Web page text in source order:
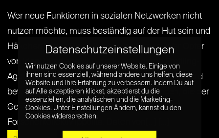
Wer neue Funktionen in sozialen Netzwerken nicht
nutzen möchte, muss beständig auf der Hut sein und
Häkchen in den Einstellungen entfernen. Wer Opfer
von Identitätsdiebstahl wurde oder durch Profiling-
Agorithmen verdächtigt wird, muss seine Unschuld
beweisen. Eine Opt-out-Kultur ist entstanden, die der
Gesellschaft schadet, so das italienische
Forscherkollektiv Ippolita. Daten von[...] [...]
Datenschutzeinstellungen
Wir nutzen Cookies auf unserer Website. Einige von
ihnen sind essenziell, während andere uns helfen, diese
Website und Ihre Erfahrung zu verbessern. Indem Du auf
auf Alle akzeptieren klickst, akzeptierst du die
essenziellen, die analytischen und die Marketing-
Cookies. Unter Einstellungen Ändern, kannst du den
Cookies widersprechen.